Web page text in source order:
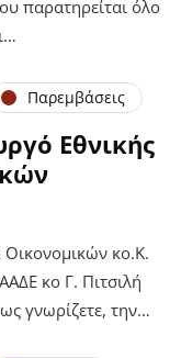
παρατηρείται όλο
Παρεμβάσεις
Εθνικής
κο.Κ.
κο Γ. Πιτσιλή
γνωρίζετε, την…